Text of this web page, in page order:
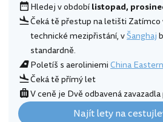
Hledej v obdobílistopad,
Čeká tě přestup na letišti Zatímco
technické mezipřistání, vŠanghaj
standardně.
Poletíš s aeroliniemiChina
Čeká tě přímý let
V ceně je Dvě odbavená zavazadla
Najít lety na